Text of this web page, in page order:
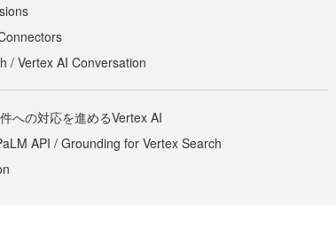
/ Vertex AI Conversation
への対応を進めるVertex AI
API / Grounding for Vertex Search